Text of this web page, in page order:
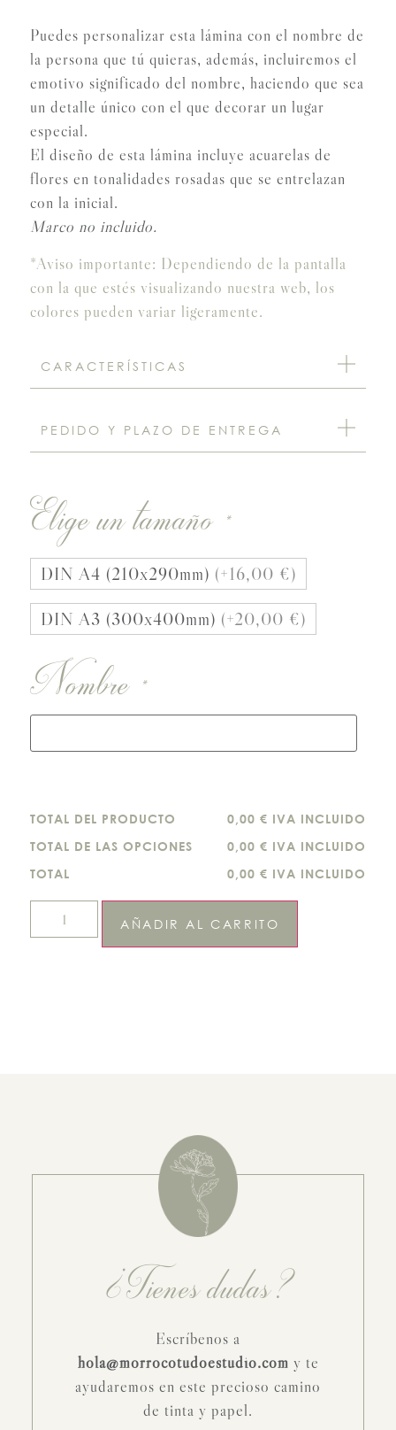
Puedes personalizar esta lámina con el nombre de
la persona que tú quieras, además, incluiremos el
emotivo significado del nombre, haciendo que sea
un detalle único con el que decorar un lugar
especial.
El diseño de esta lámina incluye acuarelas de
flores en tonalidades rosadas que se entrelazan
con la inicial.
Marco no incluido.
*Aviso importante: Dependiendo de la pantalla
con la que estés visualizando nuestra web, los
colores pueden variar ligeramente.
CARACTERÍSTICAS
PEDIDO Y PLAZO DE ENTREGA
Elige un tamaño *
DIN A4 (210x290mm) (+16,00 €)
DIN A3 (300x400mm) (+20,00 €)
Nombre *
TOTAL DEL PRODUCTO
0,00 € IVA INCLUIDO
TOTAL DE LAS OPCIONES
0,00 € IVA INCLUIDO
TOTAL
0,00 € IVA INCLUIDO
AÑADIR AL CARRITO
¿Tienes dudas?
Escríbenos a
hola@morrocotudoestudio.com y te
ayudaremos en este precioso camino
de tinta y papel.